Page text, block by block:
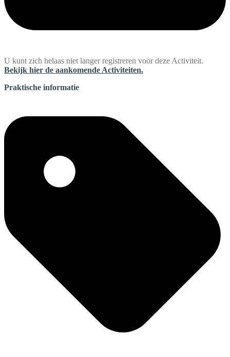
U kunt zich helaas niet langer registreren voor deze Activiteit.
Bekijk hier de aankomende Activiteiten.
Praktische informatie